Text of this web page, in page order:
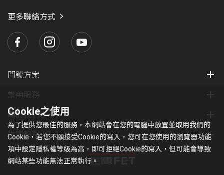
更多聯絡方式
門號方案
關於我們
集團服務
Cookie之使用
為了提供您最佳的服務，本網站會在您的電腦中放置並取用我們的
Cookie，若您不願接受Cookie的寫入，您可在您使用的瀏覽器功能
項中設定隱私權等級為高，即可拒絕Cookie的寫入，但可能會導致
網站某些功能無法正常執行。